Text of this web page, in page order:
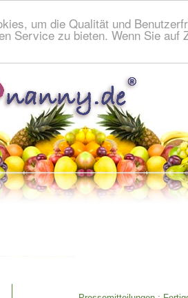
um die Qualität und
Service zu bieten. Wenn Sie